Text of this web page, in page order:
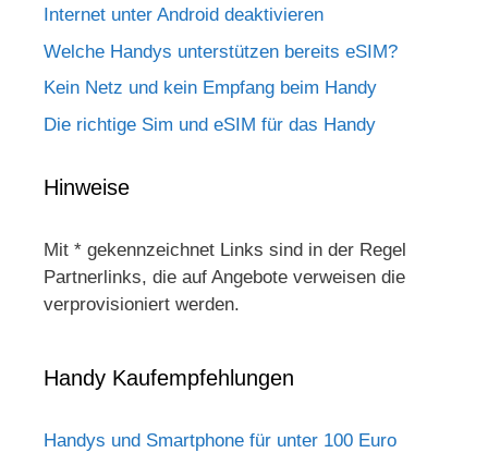
Internet unter Android deaktivieren
Welche Handys unterstützen bereits eSIM?
Kein Netz und kein Empfang beim Handy
Die richtige Sim und eSIM für das Handy
Hinweise
Mit * gekennzeichnet Links sind in der Regel
Partnerlinks, die auf Angebote verweisen die
verprovisioniert werden.
Handy Kaufempfehlungen
Handys und Smartphone für unter 100 Euro